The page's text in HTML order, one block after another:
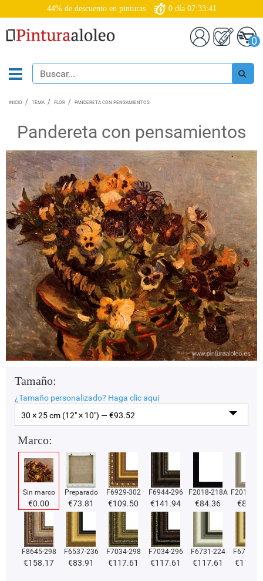
44% de descuento en pinturas 0 día 07:33:40
0
INICIO TEMA FLOR PANDERETA CON PENSAMIENTOS
Pandereta con pensamientos
Tamaño:
¿Tamaño personalizado? Haga clic aquí
30 × 25 cm (12" × 10") — €93.52
Marco:
Sin marco
€0.00
Preparado
€73.81
F6929-302
€109.50
F6944-296
€141.94
F2018-218A
€84.36
F2018-
€84.36
F8645-298
€158.17
F6537-236
€83.91
F7034-298
€117.61
F7034-296
€117.61
F6731-224
€117.61
F6731-
€